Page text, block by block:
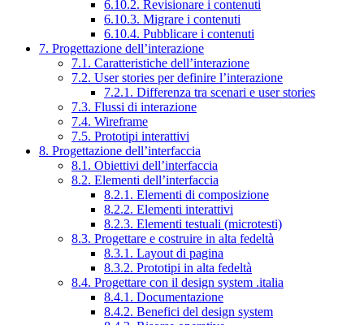
6.10.2. Revisionare i contenuti
6.10.3. Migrare i contenuti
6.10.4. Pubblicare i contenuti
7. Progettazione dell’interazione
7.1. Caratteristiche dell’interazione
7.2. User stories per definire l’interazione
7.2.1. Differenza tra scenari e user stories
7.3. Flussi di interazione
7.4. Wireframe
7.5. Prototipi interattivi
8. Progettazione dell’interfaccia
8.1. Obiettivi dell’interfaccia
8.2. Elementi dell’interfaccia
8.2.1. Elementi di composizione
8.2.2. Elementi interattivi
8.2.3. Elementi testuali (microtesti)
8.3. Progettare e costruire in alta fedeltà
8.3.1. Layout di pagina
8.3.2. Prototipi in alta fedeltà
8.4. Progettare con il design system .italia
8.4.1. Documentazione
8.4.2. Benefici del design system